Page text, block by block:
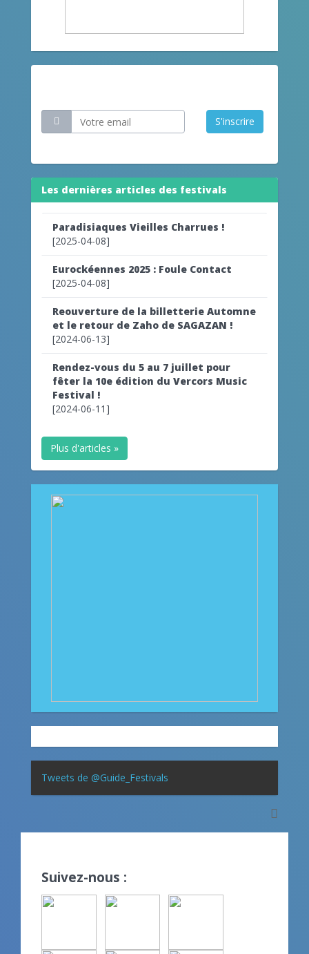
S'inscrire
Les dernières articles des festivals
Paradisiaques Vieilles Charrues !
[2025-04-08]
Eurockéennes 2025 : Foule Contact
[2025-04-08]
Reouverture de la billetterie Automne
et le retour de Zaho de SAGAZAN !
[2024-06-13]
Rendez-vous du 5 au 7 juillet pour
fêter la 10e édition du Vercors Music
Festival !
[2024-06-11]
Plus d'articles »
Tweets de @Guide_Festivals
Suivez-nous :